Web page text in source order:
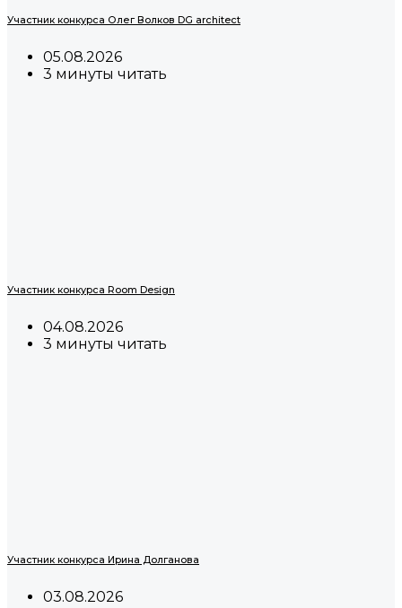
Участник конкурса Олег Волков DG architect
05.08.2026
3 минуты читать
Участник конкурса Room Design
04.08.2026
3 минуты читать
Участник конкурса Ирина Долганова
03.08.2026